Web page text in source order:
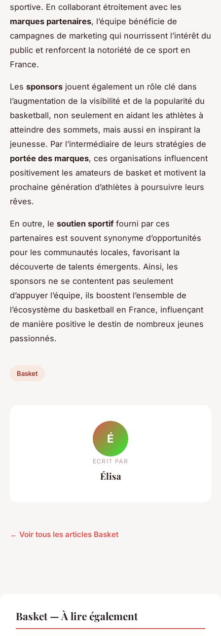
sportive. En collaborant étroitement avec les
marques partenaires, l’équipe bénéficie de
campagnes de marketing qui nourrissent l’intérêt du
public et renforcent la notoriété de ce sport en
France.
Les sponsors jouent également un rôle clé dans
l’augmentation de la visibilité et de la popularité du
basketball, non seulement en aidant les athlètes à
atteindre des sommets, mais aussi en inspirant la
jeunesse. Par l’intermédiaire de leurs stratégies de
portée des marques, ces organisations influencent
positivement les amateurs de basket et motivent la
prochaine génération d’athlètes à poursuivre leurs
rêves.
En outre, le soutien sportiffourni par ces
partenaires est souvent synonyme d’opportunités
pour les communautés locales, favorisant la
découverte de talents émergents. Ainsi, les
sponsors ne se contentent pas seulement
d’appuyer l’équipe, ils boostent l’ensemble de
l’écosystème du basketball en France, influençant
de manière positive le destin de nombreux jeunes
passionnés.
Basket
É
ECRIT PAR
Élisa
← Voir tous les articles Basket
Basket — À lire également